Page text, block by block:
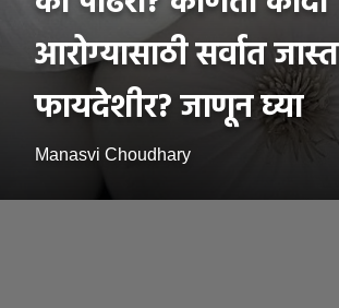
आरोग्यासाठी सर्वात जास्त
फायदेशीर? जाणून घ्या
Manasvi Choudhary